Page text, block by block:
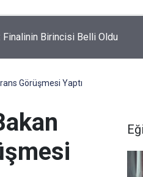
Finalinin Birincisi Belli Oldu
Görüşmesi Yaptı